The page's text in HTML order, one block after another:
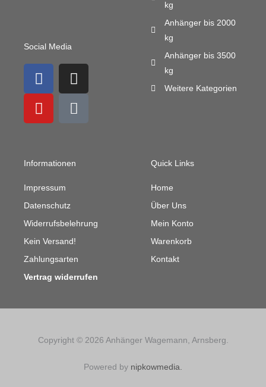
Social Media
F
a
c
e
o
I
n
s
t
r
Y
o
u
t
e
M
a
i
l
u
kg
Anhänger bis 2000
kg
Anhänger bis 3500
kg
Weitere Kategorien
Informationen
Impressum
Datenschutz
Widerrufsbelehrung
Kein Versand!
Zahlungsarten
Vertrag widerrufen
Quick Links
Home
Über Uns
Mein Konto
Warenkorb
Kontakt
Copyright © 2026 Anhänger Wagemann, Arnsberg.
Powered by nipkowmedia.